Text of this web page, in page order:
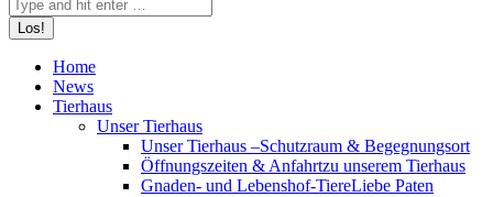
Home
News
Tierhaus
Unser Tierhaus
Unser Tierhaus –Schutzraum & Begegnungsort
Öffnungszeiten & Anfahrtzu unserem Tierhaus
Gnaden- und Lebenshof-TiereLiebe Paten